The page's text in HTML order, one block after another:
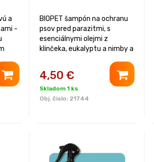
a
-
BIOPET šampón na ochranu
psov pred parazitmi, s
esenciálnymi olejmi z
klinčeka, eukalyptu a nimby a
4,50 €
Skladom 1 ks
Obj. čislo: 21744